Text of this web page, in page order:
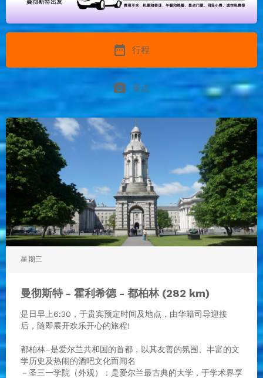
date_range 行程
photo_camera 景点
星期三
曼彻斯特 - 霍利希德 - 都柏林 (282 km)
是日早上6:30，于贵宾预定时间及地点，由华籍司导迎接
后，随即展开欢乐开心的旅程!
都柏林–是爱尔兰共和国的首都，以其友善的氛围、丰富的文
学历史及热闹的酒吧文化而闻名
－圣三一学院（外观）：是爱尔兰最古典的大学，于学术界享